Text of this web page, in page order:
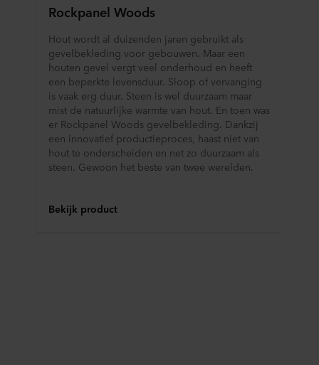
Rockpanel Woods
Hout wordt al duizenden jaren gebruikt als
gevelbekleding voor gebouwen. Maar een
houten gevel vergt veel onderhoud en heeft
een beperkte levensduur. Sloop of vervanging
is vaak erg duur. Steen is wel duurzaam maar
mist de natuurlijke warmte van hout. En toen was
er Rockpanel Woods gevelbekleding. Dankzij
een innovatief productieproces, haast niet van
hout te onderscheiden en net zo duurzaam als
steen. Gewoon het beste van twee werelden.
Bekijk product